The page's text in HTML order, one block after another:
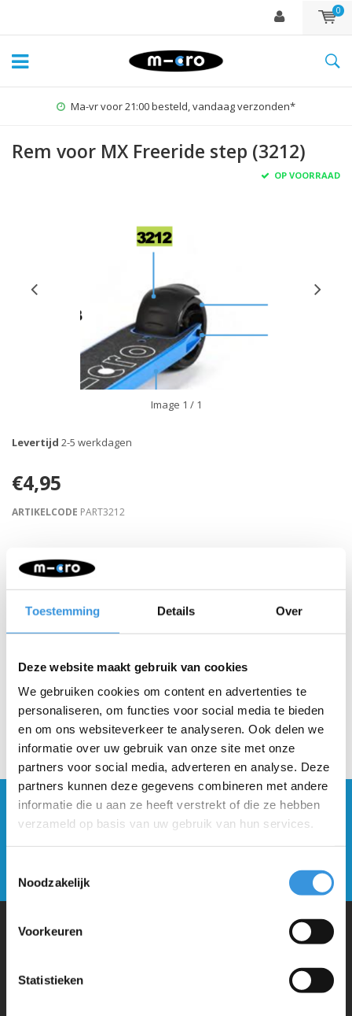
Toestemming Details Over
Deze website maakt gebruik van cookies
We gebruiken cookies om content en advertenties te
personaliseren, om functies voor social media te bieden
en om ons websiteverkeer te analyseren. Ook delen we
informatie over uw gebruik van onze site met onze
partners voor social media, adverteren en analyse. Deze
partners kunnen deze gegevens combineren met andere
informatie die u aan ze heeft verstrekt of die ze hebben
verzameld op basis van uw gebruik van hun services.
Noodzakelijk
Voorkeuren
Statistieken
0
Ma-vr voor 21:00 besteld, vandaag verzonden*
Rem voor MX Freeride step (3212)
OP VOORRAAD
Image 1 / 1
Levertijd 2-5 werkdagen
€4,95
ARTIKELCODE PART3212
Retour binnen 30 dagen
Beschrijving
Blijf op de hoogte en schrijf je in voor onze
nieuwsbrief